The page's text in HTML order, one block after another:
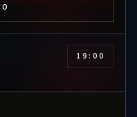
19:00